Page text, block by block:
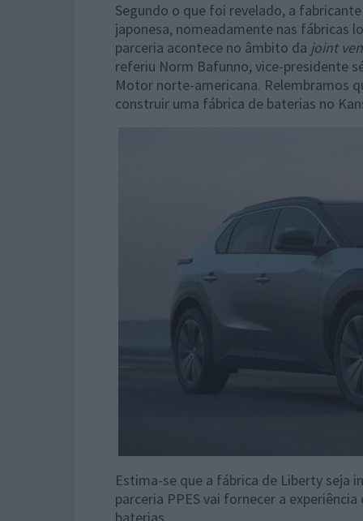
Segundo o que foi revelado, a
japonesa, nomeadamente nas fábricas
parceria acontece no âmbito da joint
referiu Norm Bafunno, vice-presidente
Motor norte-americana. Relembramos
construir uma fábrica de baterias no
Estima-se que a fábrica de Liberty seja
parceria PPES vai fornecer a